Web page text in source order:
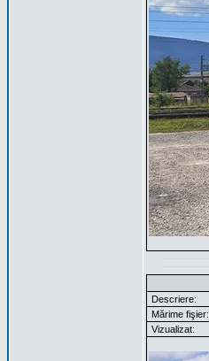
Descriere:
Mărime fişier:
Vizualizat: